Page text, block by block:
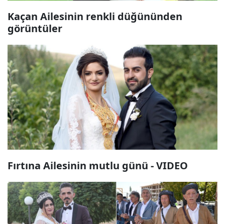
Kaçan Ailesinin renkli düğününden
görüntüler
Fırtına Ailesinin mutlu günü - VIDEO